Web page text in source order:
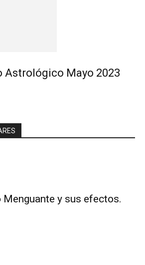
Astrológico Mayo 2023
Menguante y sus efectos.